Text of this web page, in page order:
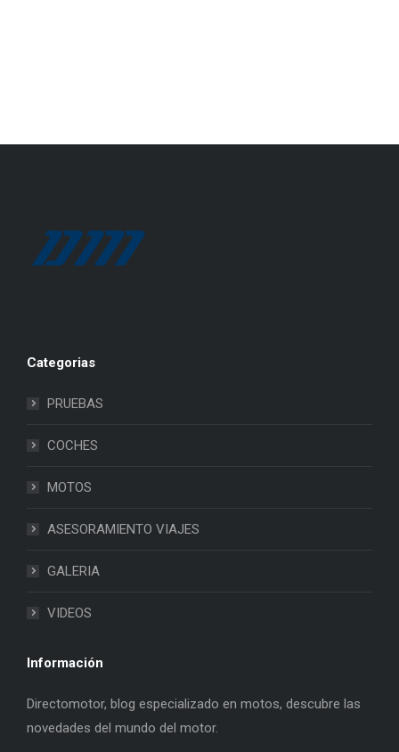
Categorias
PRUEBAS
COCHES
MOTOS
ASESORAMIENTO VIAJES
GALERIA
VIDEOS
Información
Directomotor, blog especializado en motos, descubre las
novedades del mundo del motor.